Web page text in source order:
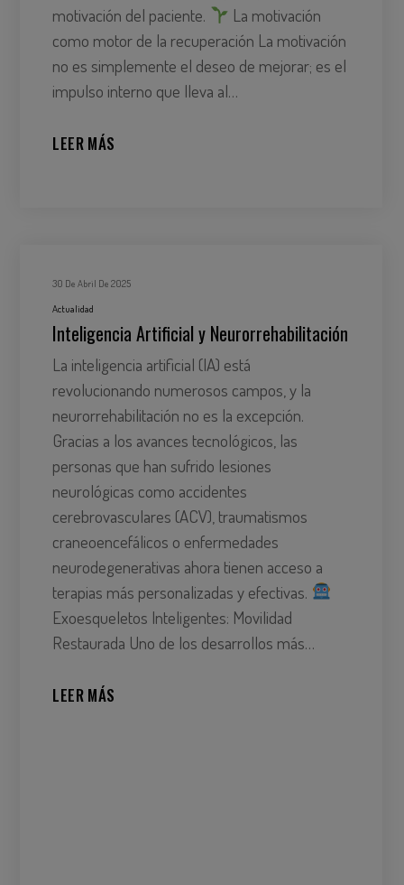
motivación del paciente.​
La motivación
como motor de la recuperación La motivación
no es simplemente el deseo de mejorar; es el
impulso interno que lleva al…
LEER MÁS
30 De Abril De 2025
Actualidad
Inteligencia Artificial y Neurorrehabilitación
La inteligencia artificial (IA) está
revolucionando numerosos campos, y la
neurorrehabilitación no es la excepción.
Gracias a los avances tecnológicos, las
personas que han sufrido lesiones
neurológicas como accidentes
cerebrovasculares (ACV), traumatismos
craneoencefálicos o enfermedades
neurodegenerativas ahora tienen acceso a
terapias más personalizadas y efectivas.
Exoesqueletos Inteligentes: Movilidad
Restaurada Uno de los desarrollos más…
LEER MÁS